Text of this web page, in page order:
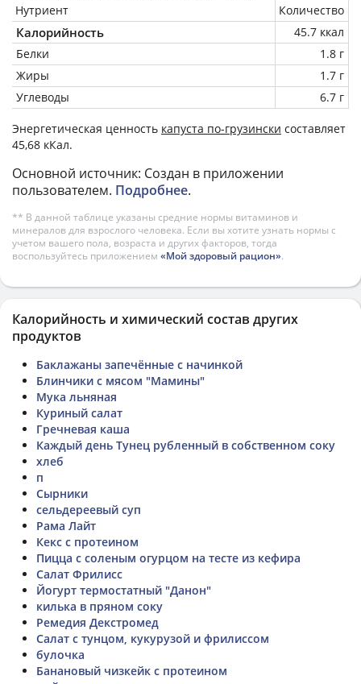
Нутриент
Количество
Калорийность
45.7 ккал
Белки
1.8 г
Жиры
1.7 г
Углеводы
6.7 г
Энергетическая ценность капуста по-грузински составляет
45,68 кКал.
Основной источник: Создан в приложении
пользователем. Подробнее.
** В данной таблице указаны средние нормы витаминов и
минералов для взрослого человека. Если вы хотите узнать нормы с
учетом вашего пола, возраста и других факторов, тогда
воспользуйтесь приложением «Мой здоровый рацион».
Калорийность и химический состав других
продуктов
Баклажаны запечённые с начинкой
Блинчики с мясом "Мамины"
Мука льняная
Куриный салат
Гречневая каша
Каждый день Тунец рубленный в собственном соку
хлеб
п
Сырники
сельдереевый суп
Рама Лайт
Кекс с протеином
Пицца с соленым огурцом на тесте из кефира
Салат Фрилисс
Йогурт термостатный "Данон"
килька в пряном соку
Ремедия Декстромед
Салат с тунцом, кукурузой и фрилиссом
булочка
Банановый чизкейк с протеином